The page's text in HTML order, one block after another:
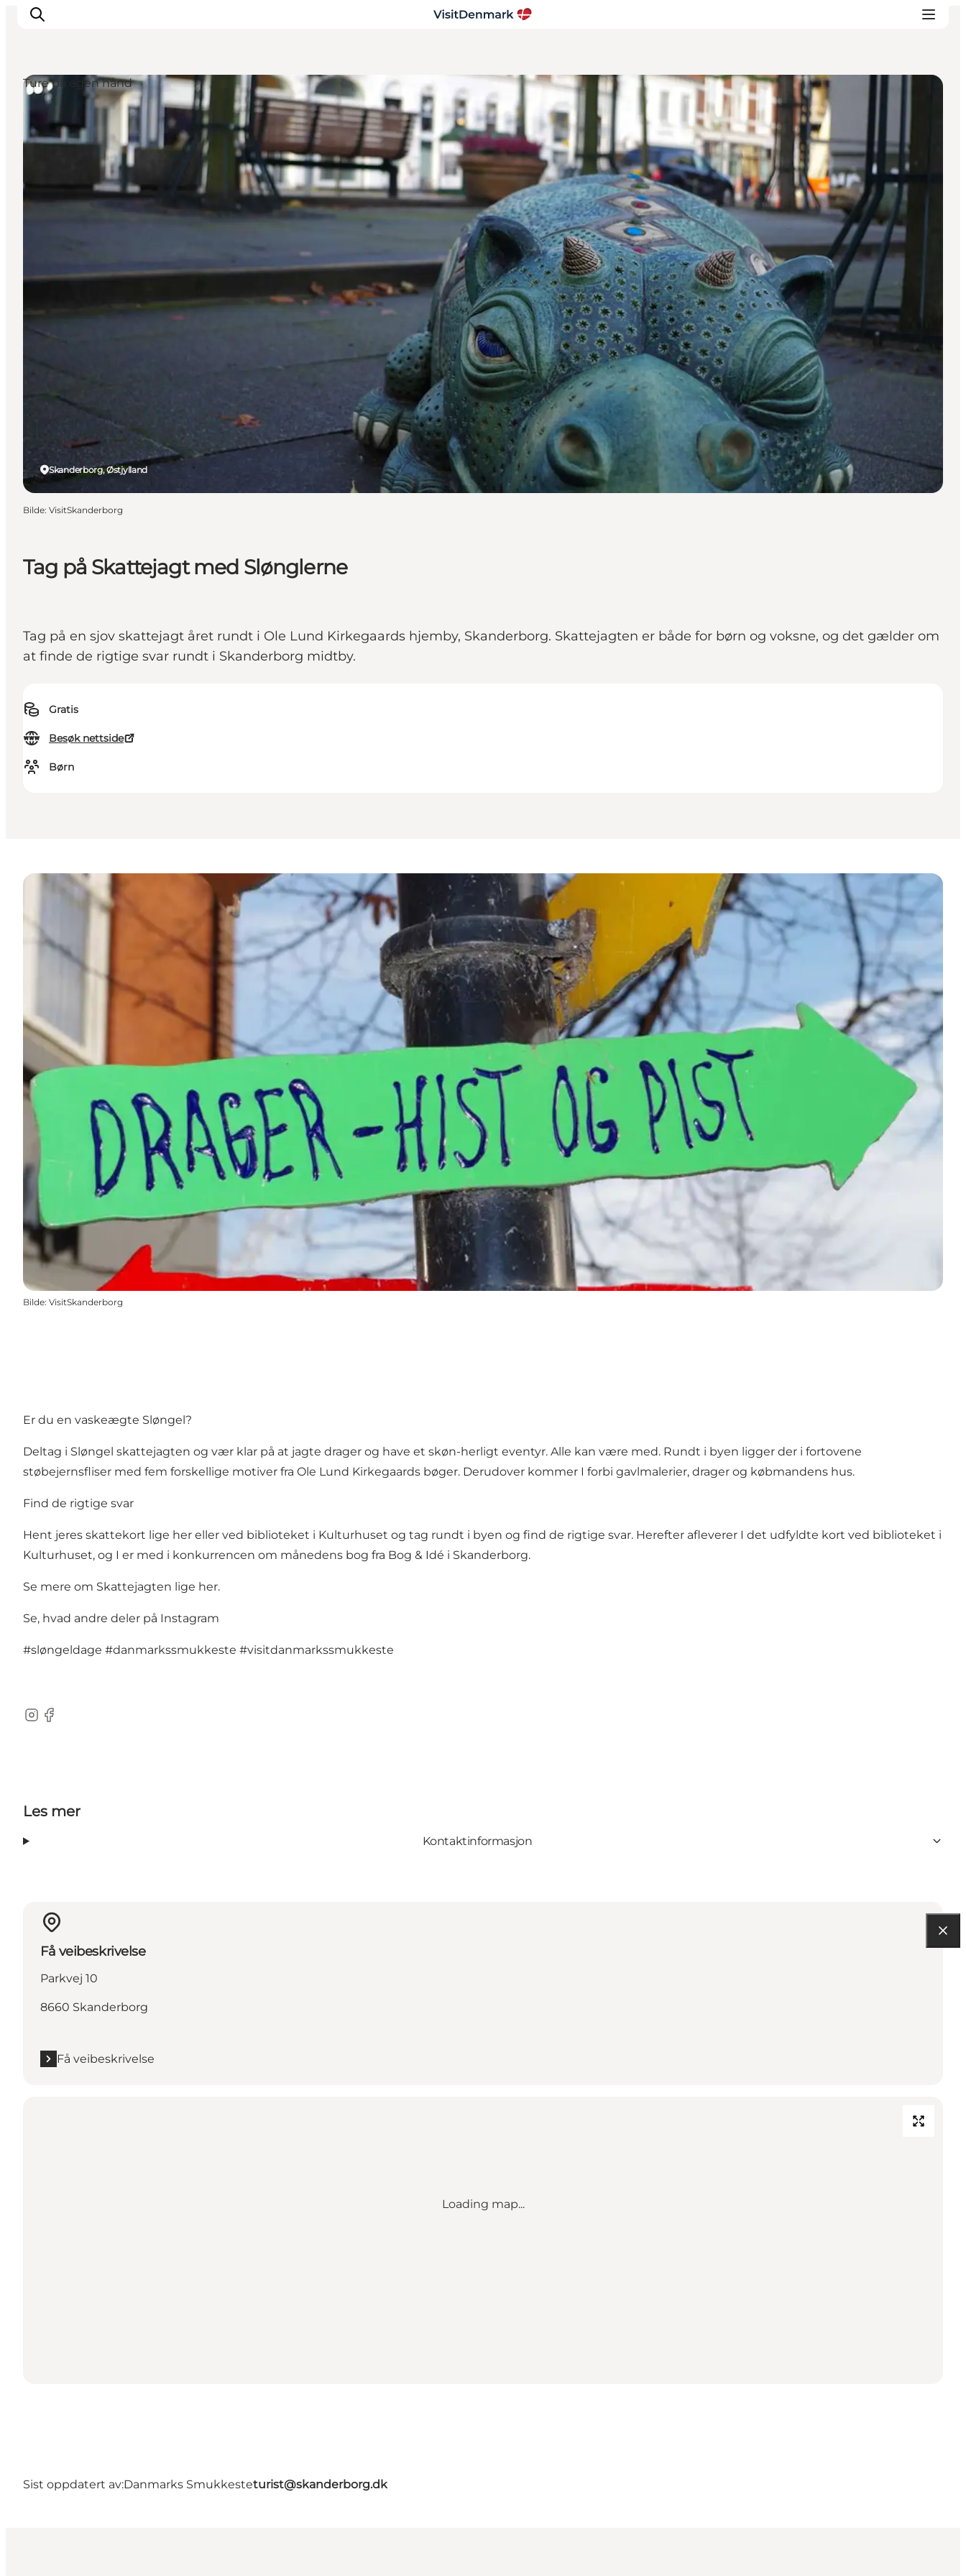
Inspirasjon
Reisemål
Aktiviteter
Overnatting
Planlegg reisen
Tag på Skattejagt med Slønglerne
Tag på en sjov skattejagt året rundt i Ole Lund Kirkegaards hjemby, Skanderborg. Skattejagten er både for børn og voksne, og det gælder om
at finde de rigtige svar rundt i Skanderborg midtby.
Gratis
Besøk nettside
Børn
Skanderborg, Østjylland
Ture på egen hånd
Bilde: VisitSkanderborg
Bilde: VisitSkanderborg
Er du en vaskeægte Sløngel?
Deltag i Sløngel skattejagten og vær klar på at jagte drager og have et skøn-herligt eventyr. Alle kan være med. Rundt i byen ligger der i fortovene
støbejernsfliser med fem forskellige motiver fra Ole Lund Kirkegaards bøger. Derudover kommer I forbi gavlmalerier, drager og købmandens hus.
Find de rigtige svar
Hent jeres skattekort lige her eller ved biblioteket i Kulturhuset og tag rundt i byen og find de rigtige svar. Herefter afleverer I det udfyldte kort ved biblioteket i
Kulturhuset, og I er med i konkurrencen om månedens bog fra Bog & Idé i Skanderborg.
Se mere om Skattejagten lige her.
Se, hvad andre deler på Instagram
#sløngeldage #danmarkssmukkeste #visitdanmarkssmukkeste
Instagram
Facebook
Les mer
Kontaktinformasjon
Få veibeskrivelse
Parkvej 10
8660 Skanderborg
Få veibeskrivelse
Loading map...
Sist oppdatert av:Danmarks Smukkesteturist@skanderborg.dk